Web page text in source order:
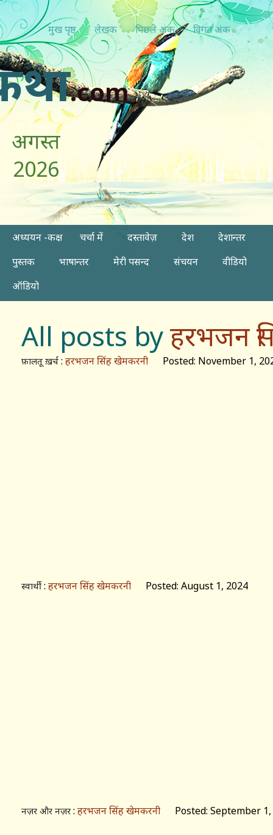
मुख पृष्ठ लेखक पिछ्ले अंक विगत अंक
.com
अगस्त
2026
अध्ययन -कक्ष चर्चा में दस्तावेज़ देश
देशान्तर
पुस्तक
भाषान्तर मेरी पसन्द संचयन
वीडियो
ऑडियो
All posts byहरभजन
फ़ालतू ख़र्च : हरभजन सिंह खेमकरनी Posted: November 1,
स्वार्थी: हरभजन सिंह खेमकरनी Posted: August 1, 2024
नज़र और नज़र : हरभजन सिंह खेमकरनी Posted: September 1,